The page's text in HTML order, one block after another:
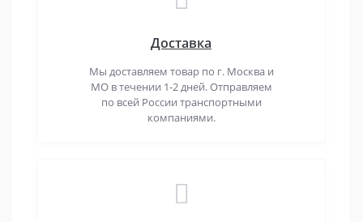
Доставка
Мы доставляем товар по г. Москва и
МО в течении 1-2 дней. Отправляем
по всей России транспортными
компаниями.